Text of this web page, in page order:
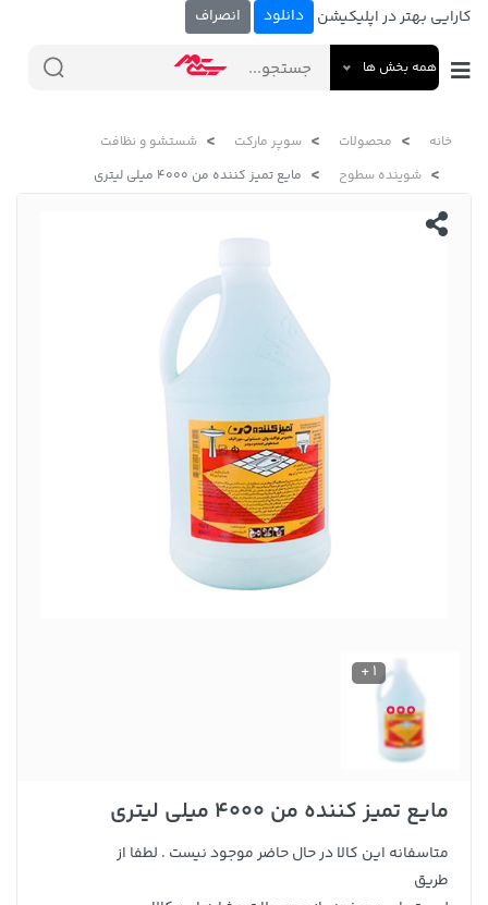
کارایی بهتر در اپلیکیشن دانلود انصراف
همه بخش ها
خانه محصولات سوپر مارکت
شستشو و نظافت
شوینده سطوح
مایع تمیز کننده من 4000 میلی لیتری
1 +
مایع تمیز کننده من 4000 میلی لیتری
متاسفانه این کالا در حال حاضر موجود نیست . لطفا از
طریق